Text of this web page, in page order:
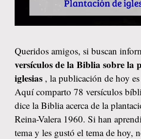
Queridos amigos, si buscan
versículos de la Biblia sobre la
iglesias , la publicación de hoy es
Aquí comparto 78 versículos
dice la Biblia acerca de la
Reina-Valera 1960. Si han
tema y les gustó el tema de hoy,